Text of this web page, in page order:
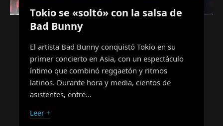
Tokio se «soltó» con la salsa de
Bad Bunny
El artista Bad Bunny conquistó Tokio en su
primer concierto en Asia, con un espectáculo
íntimo que combinó reggaetón y ritmos
latinos. Durante hora y media, cientos de
asistentes, entre…
Leer +